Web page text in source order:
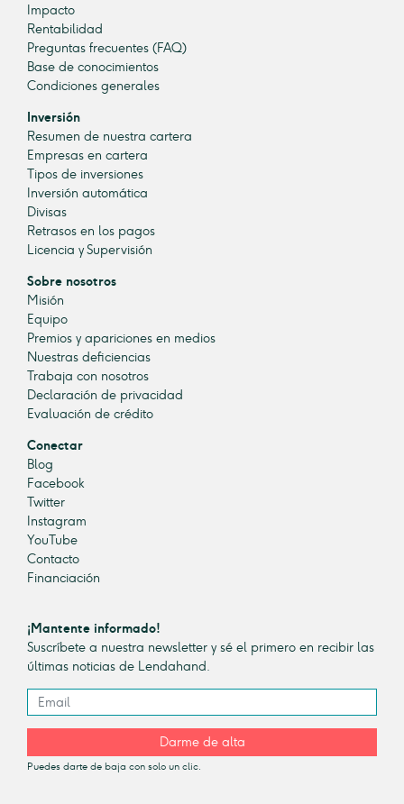
Impacto
Rentabilidad
Preguntas frecuentes (FAQ)
Base de conocimientos
Condiciones generales
Inversión
Resumen de nuestra cartera
Empresas en cartera
Tipos de inversiones
Inversión automática
Divisas
Retrasos en los pagos
Licencia y Supervisión
Sobre nosotros
Misión
Equipo
Premios y apariciones en medios
Nuestras deficiencias
Trabaja con nosotros
Declaración de privacidad
Evaluación de crédito
Conectar
Blog
Facebook
Twitter
Instagram
YouTube
Contacto
Financiación
¡Mantente informado!
Suscríbete a nuestra newsletter y sé el primero en recibir las
últimas noticias de Lendahand.
Darme de alta
Puedes darte de baja con solo un clic.